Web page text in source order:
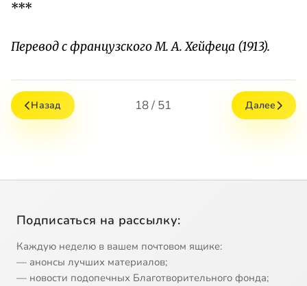
***
Перевод с французского М. А. Хейфеца (1913).
Назад 18 / 51 Далее
Подписаться на рассылку:
Каждую неделю в вашем почтовом ящике:
— анонсы лучших материалов;
— новости подопечных Благотворительного фонда;